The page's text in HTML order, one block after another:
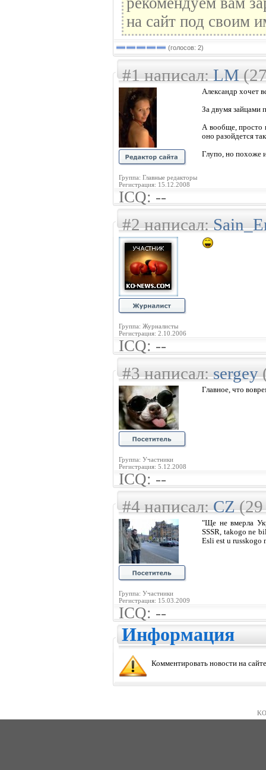
на сайт под своим
(голосов: 2)
#1 написал:LM
Группа: Главные редакторы
Регистрация: 15.12.2008
Александр хочет
За двумя зайцами
А вообще, просто
оно разойдется
Глупо, но похоже
ICQ: --
#2 написал:
Группа: Журналисты
Регистрация: 2.10.2006
ICQ: --
#3 написал:sergey
Группа: Участники
Регистрация: 5.12.2008
Главное, что
ICQ: --
#4 написал:CZ(29
Группа: Участники
Регистрация: 15.03.2009
"Ще не вмерла
SSSR, takogo ne
Esli est u russkogo
ICQ: --
Информация
Комментировать новости на